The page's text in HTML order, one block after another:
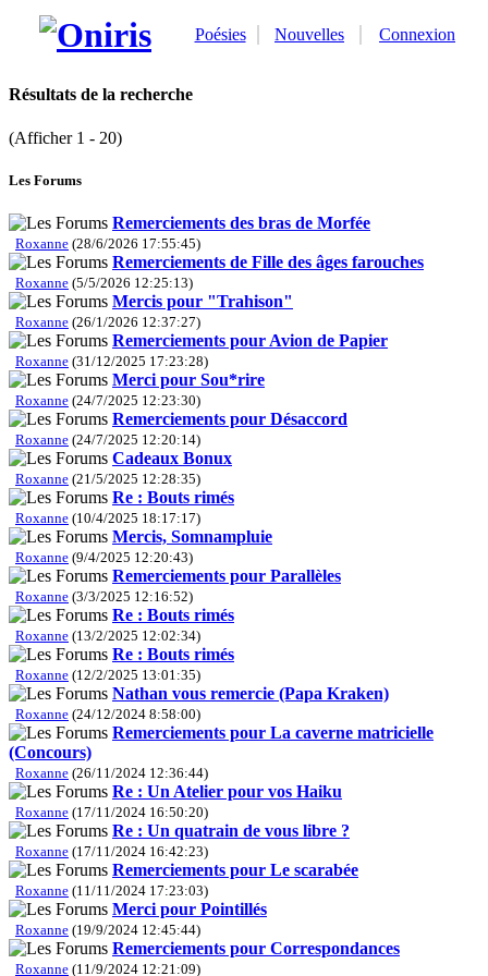
Poésies Nouvelles Connexion
Résultats de la recherche
(Afficher 1 - 20)
Les Forums
Remerciements des bras de Morfée
Roxanne (28/6/2026 17:55:45)
Remerciements de Fille des âges farouches
Roxanne (5/5/2026 12:25:13)
Mercis pour "Trahison"
Roxanne (26/1/2026 12:37:27)
Remerciements pour Avion de Papier
Roxanne (31/12/2025 17:23:28)
Merci pour Sou*rire
Roxanne (24/7/2025 12:23:30)
Remerciements pour Désaccord
Roxanne (24/7/2025 12:20:14)
Cadeaux Bonux
Roxanne (21/5/2025 12:28:35)
Re : Bouts rimés
Roxanne (10/4/2025 18:17:17)
Mercis, Somnampluie
Roxanne (9/4/2025 12:20:43)
Remerciements pour Parallèles
Roxanne (3/3/2025 12:16:52)
Re : Bouts rimés
Roxanne (13/2/2025 12:02:34)
Re : Bouts rimés
Roxanne (12/2/2025 13:01:35)
Nathan vous remercie (Papa Kraken)
Roxanne (24/12/2024 8:58:00)
Remerciements pour La caverne matricielle
(Concours)
Roxanne (26/11/2024 12:36:44)
Re : Un Atelier pour vos Haiku
Roxanne (17/11/2024 16:50:20)
Re : Un quatrain de vous libre ?
Roxanne (17/11/2024 16:42:23)
Remerciements pour Le scarabée
Roxanne (11/11/2024 17:23:03)
Merci pour Pointillés
Roxanne (19/9/2024 12:45:44)
Remerciements pour Correspondances
Roxanne (11/9/2024 12:21:09)